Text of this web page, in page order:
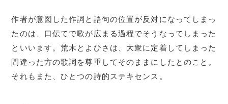
作者が意図した作詞と語句の位置が反対になってしまっ
たのは、口伝てで歌が広まる過程でそうなってしまった
といいます。荒木とよひさは、大衆に定着してしまった
間違った方の歌詞を尊重してそのままにしたとのこと。
それもまた、ひとつの詩的ステキセンス。